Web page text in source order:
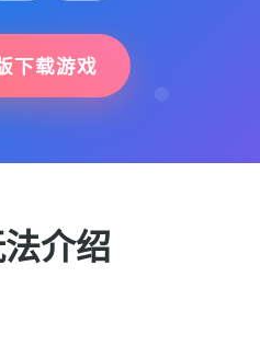
下载游戏
介绍